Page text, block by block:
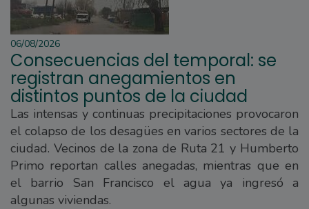
06/08/2026
Consecuencias del temporal: se
registran anegamientos en
distintos puntos de la ciudad
Las intensas y continuas precipitaciones provocaron
el colapso de los desagües en varios sectores de la
ciudad. Vecinos de la zona de Ruta 21 y Humberto
Primo reportan calles anegadas, mientras que en
el barrio San Francisco el agua ya ingresó a
algunas viviendas.